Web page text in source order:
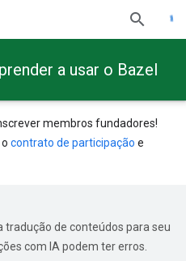
a usar o Bazel
membros fundadores!
contrato de participação e
tradução de conteúdos para seu
com IA podem ter erros.